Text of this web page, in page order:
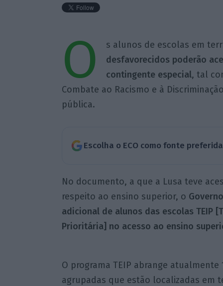
O
s alunos de escolas em
desfavorecidos poderão
contingente especial, tal
Combate ao Racismo e à
pública.
Escolha o ECO como fonte
No documento, a que a Lusa teve
respeito ao ensino superior, o
adicional de alunos das escolas TEIP
Prioritária] no acesso ao ensino
O programa TEIP abrange
agrupadas que estão localizadas em